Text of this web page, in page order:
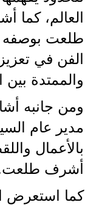
العالم، كما
طلعت بوصفه
الفن في
والممتدة
ومن جانبه
مدير عام
بالأعمال
أشرف
كما استعرض